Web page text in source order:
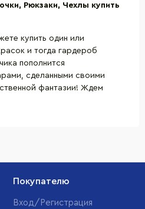
Рюкзаки, Чехлы купить
купить один или
и тогда гардероб
пополнится
сделанными своими
фантазии! Ждем
Покупателю
Вход/Регистрация